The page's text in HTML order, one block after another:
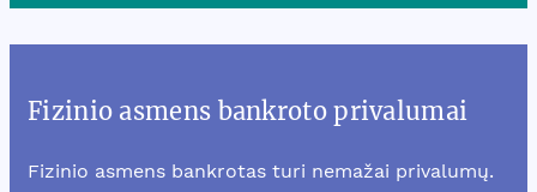
Fizinio asmens bankroto privalumai
Fizinio asmens bankrotas turi nemažai privalumų.